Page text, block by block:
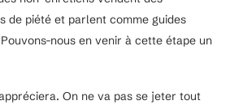
de piété et parlent comme guides
nous en venir à cette étape un
On ne va pas se jeter tout